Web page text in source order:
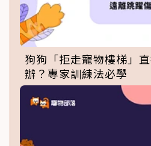
狗狗「拒走寵物樓梯」
辦？專家訓練法必學